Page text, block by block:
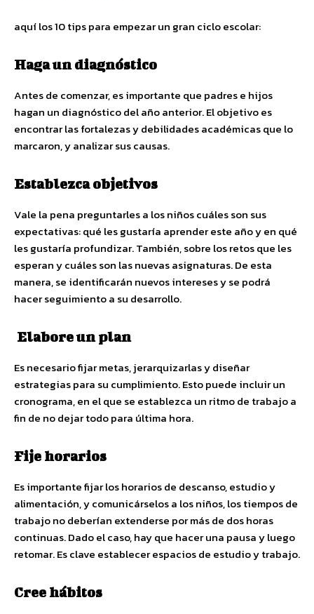
aquí los 10 tips para empezar un gran ciclo escolar:
Haga un diagnóstico
Antes de comenzar, es importante que padres e hijos
hagan un diagnóstico del año anterior. El objetivo es
encontrar las fortalezas y debilidades académicas que lo
marcaron, y analizar sus causas.
Establezca objetivos
Vale la pena preguntarles a los niños cuáles son sus
expectativas: qué les gustaría aprender este año y en qué
les gustaría profundizar. También, sobre los retos que les
esperan y cuáles son las nuevas asignaturas. De esta
manera, se identificarán nuevos intereses y se podrá
hacer seguimiento a su desarrollo.
Elabore un plan
Es necesario fijar metas, jerarquizarlas y diseñar
estrategias para su cumplimiento. Esto puede incluir un
cronograma, en el que se establezca un ritmo de trabajo a
fin de no dejar todo para última hora.
Fije horarios
Es importante fijar los horarios de descanso, estudio y
alimentación, y comunicárselos a los niños, los tiempos de
trabajo no deberían extenderse por más de dos horas
continuas. Dado el caso, hay que hacer una pausa y luego
retomar. Es clave establecer espacios de estudio y trabajo.
Cree hábitos